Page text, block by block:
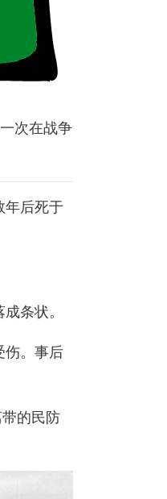
次在战争
年后死于
条状。
伤。事后
的民防